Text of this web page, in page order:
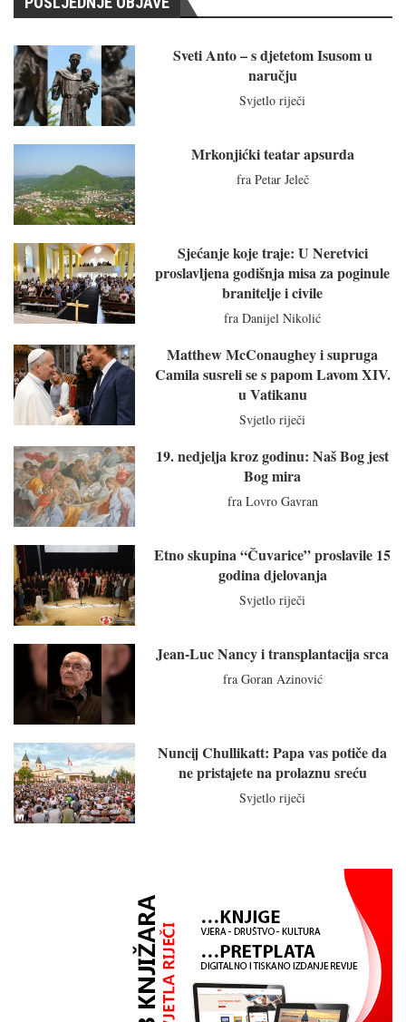
Sveti Anto – s djetetom Isusom u
naručju
Svjetlo riječi
Mrkonjićki teatar apsurda
fra Petar Jeleč
Sjećanje koje traje: U Neretvici
proslavljena godišnja misa za poginule
branitelje i civile
fra Danijel Nikolić
Matthew McConaughey i supruga
Camila susreli se s papom Lavom XIV.
u Vatikanu
Svjetlo riječi
19. nedjelja kroz godinu: Naš Bog jest
Bog mira
fra Lovro Gavran
Etno skupina “Čuvarice” proslavile 15
godina djelovanja
Svjetlo riječi
Jean-Luc Nancy i transplantacija srca
fra Goran Azinović
Nuncij Chullikatt: Papa vas potiče da
ne pristajete na prolaznu sreću
Svjetlo riječi